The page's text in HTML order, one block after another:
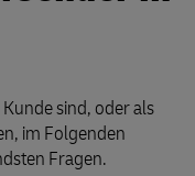
sind, oder als
im Folgenden
Fragen.